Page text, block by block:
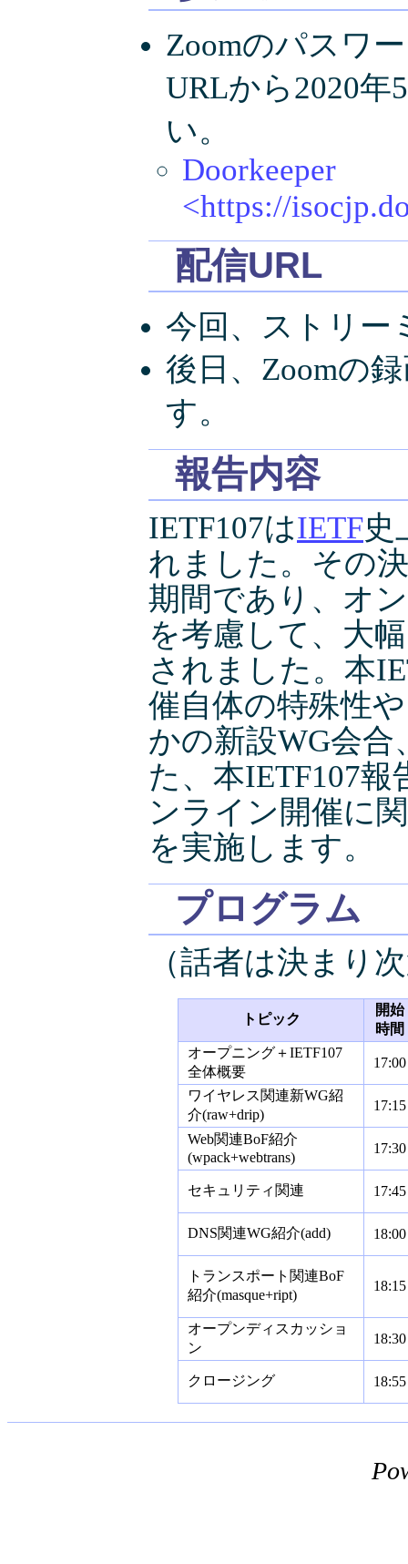
Zoomのパスワ
URLから2020
い。
Doorkeeper
<https://
配信URL
今回、ストリー
後日、Zoomの
す。
報告内容
IETF107はIETF史
れました。その
期間であり、オ
を考慮して、大
されました。本
催自体の特殊性
かの新設WG会
た、本IETF107
ンライン開催に
を実施します。
プログラム
（話者は決まり
トピック
開始
時間
オープニング＋IETF107
全体概要
17:00
ワイヤレス関連新WG紹
介(raw+drip)
17:15
Web関連BoF紹介
(wpack+webtrans)
17:30
セキュリティ関連 17:45
DNS関連WG紹介(add) 18:00
トランスポート関連BoF
紹介(masque+ript)
18:15
オープンディスカッショ
ン
18:30
クロージング 18:55